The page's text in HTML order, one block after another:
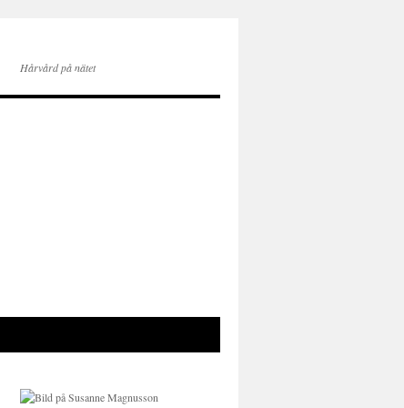
Hårvård på nätet